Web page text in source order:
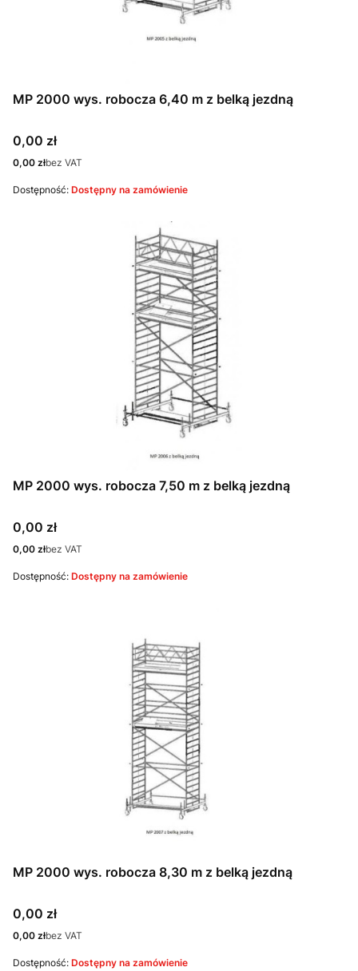
MP 2000 wys. robocza 6,40 m z belką jezdną
Cena
0,00 zł
Cena
0,00 złbez VAT
Dostępność: Dostępny na zamówienie
MP 2000 wys. robocza 7,50 m z belką jezdną
Cena
0,00 zł
Cena
0,00 złbez VAT
Dostępność: Dostępny na zamówienie
MP 2000 wys. robocza 8,30 m z belką jezdną
Cena
0,00 zł
Cena
0,00 złbez VAT
Dostępność: Dostępny na zamówienie